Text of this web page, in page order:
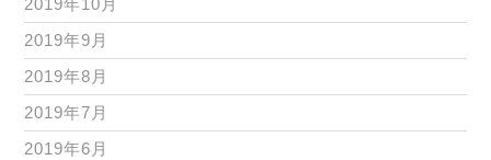
2019年10月
2019年9月
2019年8月
2019年7月
2019年6月